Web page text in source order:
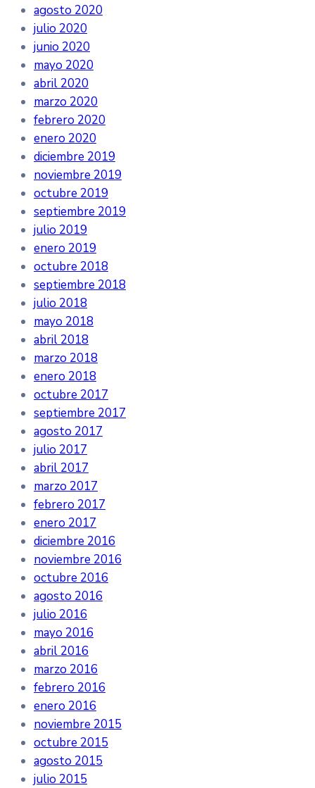
agosto 2020
julio 2020
junio 2020
mayo 2020
abril 2020
marzo 2020
febrero 2020
enero 2020
diciembre 2019
noviembre 2019
octubre 2019
septiembre 2019
julio 2019
enero 2019
octubre 2018
septiembre 2018
julio 2018
mayo 2018
abril 2018
marzo 2018
enero 2018
octubre 2017
septiembre 2017
agosto 2017
julio 2017
abril 2017
marzo 2017
febrero 2017
enero 2017
diciembre 2016
noviembre 2016
octubre 2016
agosto 2016
julio 2016
mayo 2016
abril 2016
marzo 2016
febrero 2016
enero 2016
noviembre 2015
octubre 2015
agosto 2015
julio 2015